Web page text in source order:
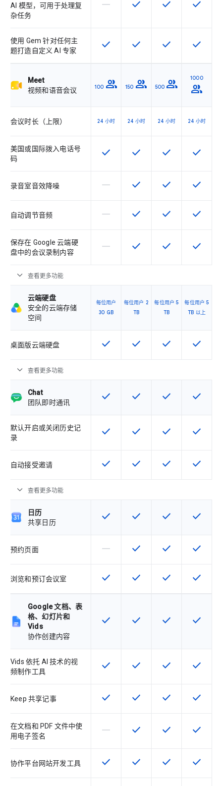
AI 模型，可用于处理复
杂任务
该 SKU 不支持此功能
horizontal_rule 该 SKU 提供此功能
check 该 SKU 提供此功
check 该 SKU
check
使用 Gem 针对任何主
题打造自定义 AI 专家
该 SKU 提供此功能
check 该 SKU 提供此功能
check 该 SKU 提供此功
check 该 SKU
check
Meet
视频和语音会议
100 group 150 group 500 group 1000
group
会议时长（上限） 24 小时 24 小时 24 小时 24 小时
美国或国际拨入电话号
码
该 SKU 提供此功能
check 该 SKU 提供此功能
check 该 SKU 提供此功
check 该 SKU
check
录音室音效降噪 该 SKU 不支持此功能
horizontal_rule 该 SKU 提供此功能
check 该 SKU 提供此功
check 该 SKU
check
自动调节音频 该 SKU 不支持此功能
horizontal_rule 该 SKU 提供此功能
check 该 SKU 提供此功
check 该 SKU
check
保存在 Google 云端硬
盘中的会议录制内容
该 SKU 不支持此功能
horizontal_rule 该 SKU 提供此功能
check 该 SKU 提供此功
check 该 SKU
check
expand_more 查看更多功能
云端硬盘
安全的云端存储
空间
每位用户
30 GB
每位用户 2
TB
每位用户 5
TB
每位用户 5
TB 以上
桌面版云端硬盘 该 SKU 提供此功能
check 该 SKU 提供此功能
check 该 SKU 提供此功
check 该 SKU
check
expand_more 查看更多功能
Chat
团队即时通讯
该 SKU 提供此功能
check 该 SKU 提供此功能
check 该 SKU 提供此功
check 该 SKU
check
默认开启或关闭历史记
录
该 SKU 提供此功能
check 该 SKU 提供此功能
check 该 SKU 提供此功
check 该 SKU
check
自动接受邀请 该 SKU 提供此功能
check 该 SKU 提供此功能
check 该 SKU 提供此功
check 该 SKU
check
expand_more 查看更多功能
日历
共享日历
该 SKU 提供此功能
check 该 SKU 提供此功能
check 该 SKU 提供此功
check 该 SKU
check
预约页面 该 SKU 不支持此功能
horizontal_rule 该 SKU 提供此功能
check 该 SKU 提供此功
check 该 SKU
check
浏览和预订会议室 该 SKU 提供此功能
check 该 SKU 提供此功能
check 该 SKU 提供此功
check 该 SKU
check
Google 文档、表
格、幻灯片和
Vids
协作创建内容
该 SKU 提供此功能
check 该 SKU 提供此功能
check 该 SKU 提供此功
check 该 SKU
check
Vids 依托 AI 技术的视
频制作工具
该 SKU 提供此功能
check 该 SKU 提供此功能
check 该 SKU 提供此功
check 该 SKU
check
Keep 共享记事 该 SKU 提供此功能
check 该 SKU 提供此功能
check 该 SKU 提供此功
check 该 SKU
check
在文档和 PDF 文件中使
用电子签名
该 SKU 不支持此功能
horizontal_rule 该 SKU 提供此功能
check 该 SKU 提供此功
check 该 SKU
check
协作平台网站开发工具 该 SKU 提供此功能
check 该 SKU 提供此功能
check 该 SKU 提供此功
check 该 SKU
check